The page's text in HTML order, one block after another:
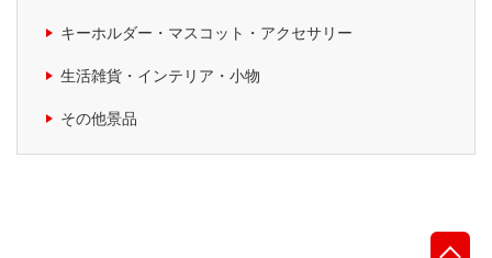
キーホルダー・マスコット・アクセサリー
生活雑貨・インテリア・小物
その他景品